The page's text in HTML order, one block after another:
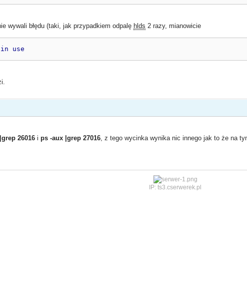
wywali błędu (taki, jak przypadkiem odpalę hlds 2 razy, mianowicie
in use
26016 ips -aux |grep 27016 , z tego wycinka wynika nic innego jak to że na
IP: ts3.cserwerek.pl